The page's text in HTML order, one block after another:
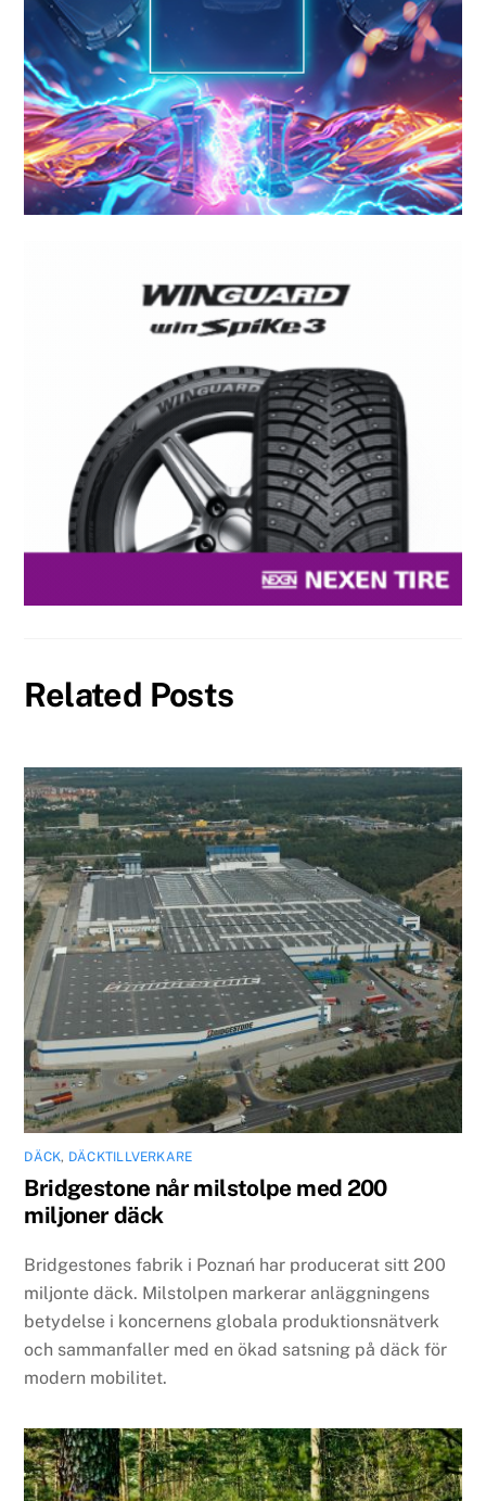
Related Posts
DÄCK, DÄCKTILLVERKARE
Bridgestone når milstolpe med 200
miljoner däck
Bridgestones fabrik i Poznań har producerat sitt 200
miljonte däck. Milstolpen markerar anläggningens
betydelse i koncernens globala produktionsnätverk
och sammanfaller med en ökad satsning på däck för
modern mobilitet.